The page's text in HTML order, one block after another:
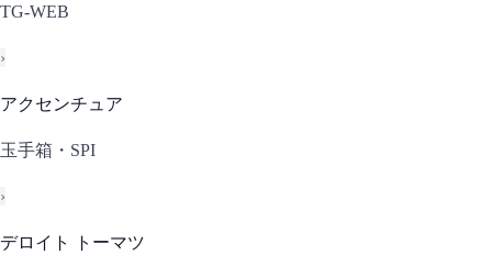
TG-WEB
›
アクセンチュア
玉手箱・SPI
›
デロイト トーマツ